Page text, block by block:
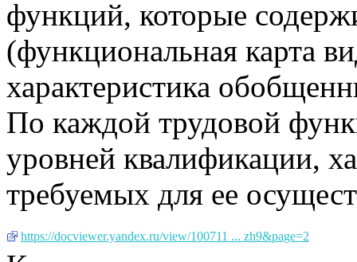
функций, которые
(функциональная карта
характеристика
По каждой трудовой
уровней квалификации,
требуемых для ее
https://docviewer.yandex.ru/view/100711 ... zh9&page=2